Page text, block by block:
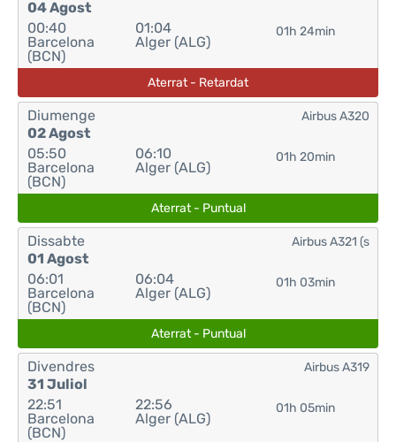
04 Agost
00:40
Barcelona
(BCN)
01:04
Alger (ALG)
01h 24min
Aterrat - Retardat
Diumenge
02 Agost
05:50
Barcelona
(BCN)
06:10
Alger (ALG)
01h 20min
Airbus A320
Aterrat - Puntual
Dissabte
01 Agost
06:01
Barcelona
(BCN)
06:04
Alger (ALG)
01h 03min
Airbus A321 (s
Aterrat - Puntual
Divendres
31 Juliol
22:51
Barcelona
(BCN)
22:56
Alger (ALG)
01h 05min
Airbus A319